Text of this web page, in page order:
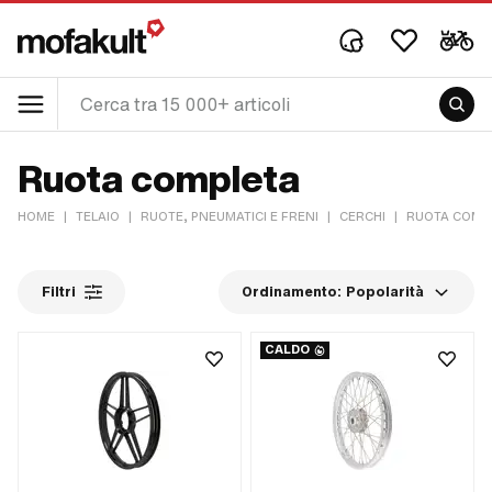
Ruota completa
HOME | TELAIO | RUOTE, PNEUMATICI E FRENI | CERCHI | RUOTA
Filtri Ordinamento: Popolarità
CALDO